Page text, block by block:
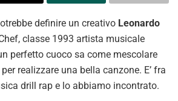
definire un creativo Leonardo
classe 1993 artista musicale
perfetto cuoco sa come mescolare
realizzare una bella canzone. E’ fra
drill rap e lo abbiamo incontrato.